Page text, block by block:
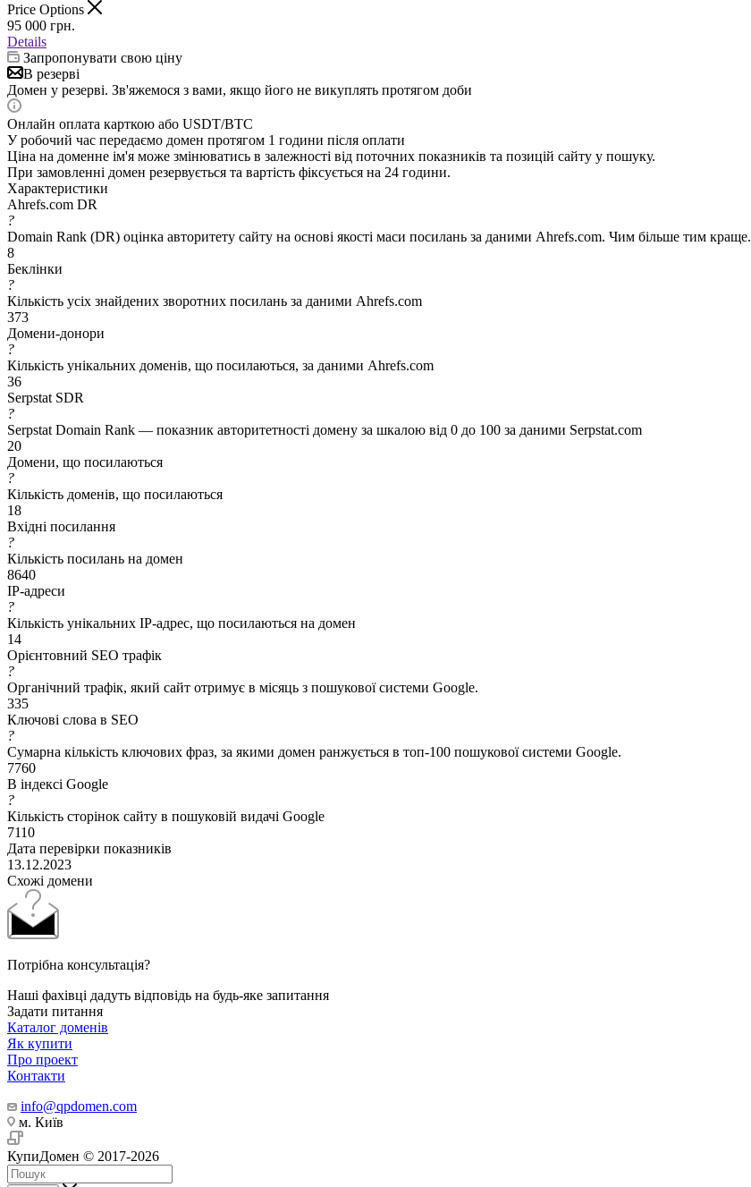
Price Options
95 000 грн.
Details
Запропонувати свою ціну
В резерві
Домен у резерві. Зв'яжемося з вами, якщо його не викуплять протягом доби
Онлайн оплата карткою або USDT/BTC
У робочий час передаємо домен протягом 1 години після оплати
Ціна на доменне ім'я може змінюватись в залежності від поточних показників та позицій сайту у пошуку.
При замовленні домен резервується та вартість фіксується на 24 години.
Характеристики
Ahrefs.com DR
?
Domain Rank (DR) оцінка авторитету сайту на основі якості маси посилань за даними Ahrefs.com. Чим більше тим краще.
8
Беклінки
?
Кількість усіх знайдених зворотних посилань за даними Ahrefs.com
373
Домени-донори
?
Кількість унікальних доменів, що посилаються, за даними Ahrefs.com
36
Serpstat SDR
?
Serpstat Domain Rank — показник авторитетності домену за шкалою від 0 до 100 за даними Serpstat.com
20
Домени, що посилаються
?
Кількість доменів, що посилаються
18
Вхідні посилання
?
Кількість посилань на домен
8640
IP-адреси
?
Кількість унікальних IP-адрес, що посилаються на домен
14
Орієнтовний SEO трафік
?
Органічний трафік, який сайт отримує в місяць з пошукової системи Google.
335
Ключові слова в SEO
?
Сумарна кількість ключових фраз, за якими домен ранжується в топ-100 пошукової системи Google.
7760
В індексі Google
?
Кількість сторінок сайту в пошуковій видачі Google
7110
Дата перевірки показників
13.12.2023
Схожі домени
Потрібна консультація?
Наші фахівці дадуть відповідь на будь-яке запитання
Задати питання
Каталог доменів
Як купити
Про проект
Контакти
info@qpdomen.com
м. Київ
КупиДомен © 2017-2026